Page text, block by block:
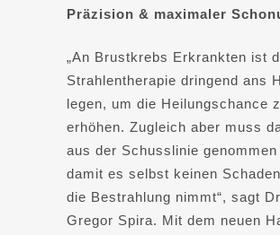
Präzision & maximaler
„An Brustkrebs Erkrankten ist
Strahlentherapie dringend ans
legen, um die Heilungschance
erhöhen. Zugleich aber muss
aus der Schusslinie genommen
damit es selbst keinen
die Bestrahlung nimmt“, sagt
Gregor Spira. Mit dem neuen